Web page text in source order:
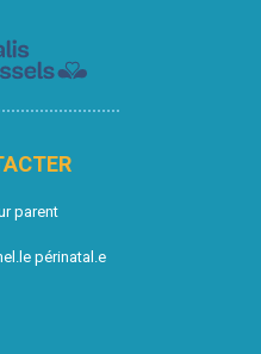
parent
périnatal.e